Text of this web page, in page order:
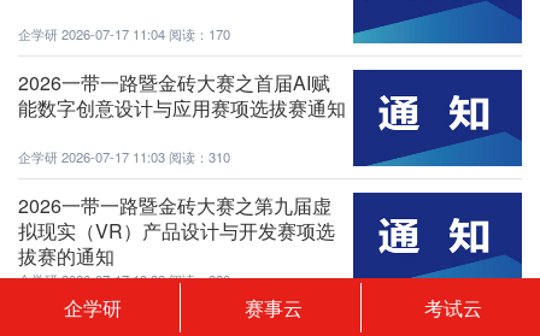
企学研2026-07-17 11:04 阅读：170
2026一带一路暨金砖大赛之首届AI赋
能数字创意设计与应用赛项选拔赛通知
企学研2026-07-17 11:03 阅读：310
2026一带一路暨金砖大赛之第九届虚
拟现实（VR）产品设计与开发赛项选
拔赛的通知
企学研2026-07-17 10:38阅读：220
虚拟现实（VR）产品设计与开发综合
企学研 赛事云 考试云